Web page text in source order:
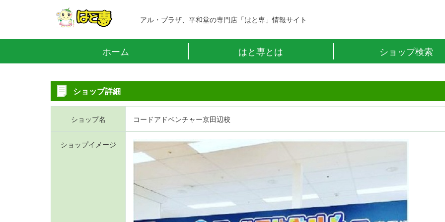
アル・プラザ、平和堂の専門店「はと専」情報サイト
ホーム はと専とは ショップ検索
ショップ詳細
ショップ名 コードアドベンチャー京田辺校
ショップイメージ